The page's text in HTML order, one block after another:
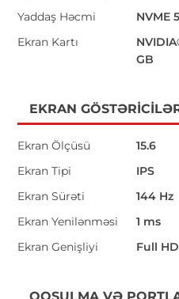
Yaddaş Həcmi
NVME
Ekran Kartı
GB
EKRAN
Ekran Ölçüsü
15.6
Ekran Tipi
IPS
Ekran Sürəti
144 Hz
Ekran Yenilənməsi
1 ms
Ekran Genişliyi
Full HD